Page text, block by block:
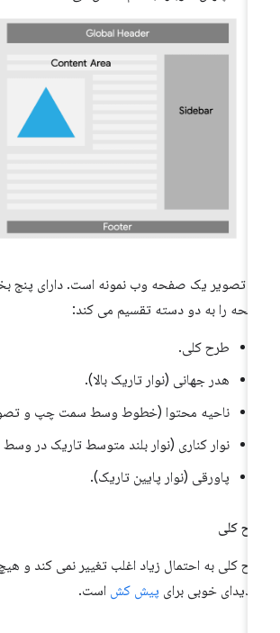
تصویر یک صفحه وب نمونه است. دارای پنج
را به دو دسته تقسیم می کند:
طرح کلی.
هدر جهانی (نوار تاریک بالا).
ناحیه محتوا (خطوط وسط سمت چپ و
نوار کناری (نوار بلند متوسط ​​تاریک در وسط
پاورقی (نوار پایین تاریک).
کلی
کلی به احتمال زیاد اغلب تغییر نمی کند و هیچ
خوبی برایپیش کش است.